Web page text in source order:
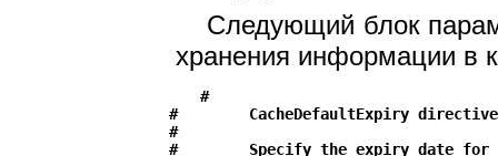
Следующий блок
хранения информации в
#
#        CacheDefaultExpiry
#
#        Specify the expiry date for